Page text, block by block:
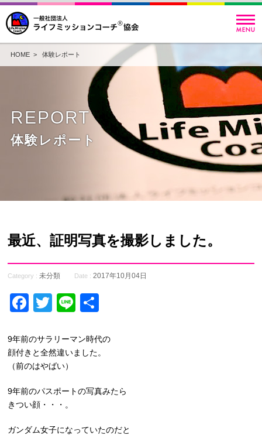
HOME> 体験レポート
REPORT
体験レポート
最近、証明写真を撮影しました。
Category :未分類 Date : 2017年10月04日
Facebook
Twitter
Line
9年前のサラリーマン時代の
顔付きと全然違いました。
（前のはやばい）
9年前のパスポートの写真みたら
きつい顔・・・。
ガンダム女子になっていたのだと